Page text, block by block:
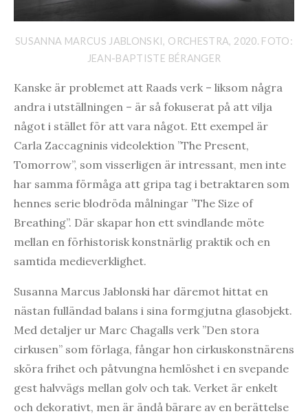
SUSANNA MARCUS JABLONSKI, ORCHESTRA, 2020. FOTO:
JEAN-BAPTISTE BÉRANGER
Kanske är problemet att Raads verk – liksom några
andra i utställningen – är så fokuserat på att vilja
något i stället för att vara något. Ett exempel är
Carla Zaccagninis videolektion ”The Present,
Tomorrow”, som visserligen är intressant, men inte
har samma förmåga att gripa tag i betraktaren som
hennes serie blodröda målningar ”The Size of
Breathing”. Där skapar hon ett svindlande möte
mellan en förhistorisk konstnärlig praktik och en
samtida medieverklighet.
Susanna Marcus Jablonski har däremot hittat en
nästan fulländad balans i sina formgjutna glasobjekt.
Med detaljer ur Marc Chagalls verk ”Den stora
cirkusen” som förlaga, fångar hon cirkuskonstnärens
sköra frihet och påtvungna hemlöshet i en svepande
gest halvvägs mellan golv och tak. Verket är enkelt
och dekorativt, men är ändå bärare av en berättelse